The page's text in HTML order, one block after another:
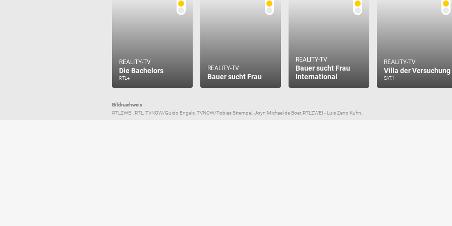
REALITY-TV
Die Bachelors
RTL+
REALITY-TV
Bauer sucht Frau
REALITY-TV
Bauer sucht Frau
International
REALITY-TV
Villa der Versuchung
SAT.1
Bildnachweis
RTLZWEI, RTL, TVNOW/Guido Engels, TVNOW/Tobias Strempel, Joyn Michael de Boer, RTLZWEI - Luis Zeno Kuhn...